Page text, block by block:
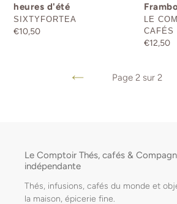
heures d'été
DISTRIBUTEUR
SIXTYFORTEA
Prix
€10,50
LE
CAFÉS
Prix
€12,50
Page 2 sur 2
Le Comptoir Thés, cafés &
indépendante
Thés, infusions, cafés du monde et
la maison, épicerie fine.